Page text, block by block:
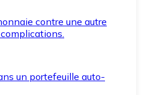
contre une autre
un portefeuille auto-